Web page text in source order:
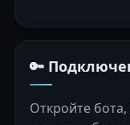
🔑
Откройте